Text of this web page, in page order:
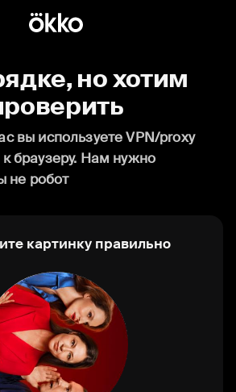
но хотим
вы используете VPN/proxy
браузеру. Нам нужно
не робот
картинку правильно